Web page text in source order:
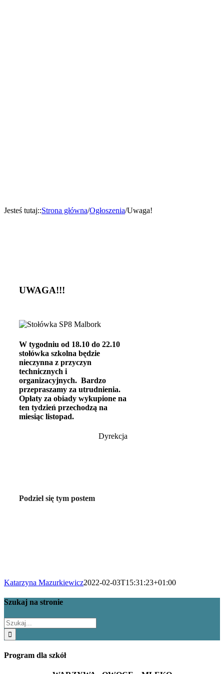
Jesteś tutaj::Strona główna/Ogłoszenia/Uwaga!
UWAGA!!!
W tygodniu od 18.10 do 22.10
stołówka szkolna będzie
nieczynna z przyczyn
technicznych i
organizacyjnych. Bardzo
przepraszamy za utrudnienia.
Opłaty za obiady wykupione na
ten tydzień przechodzą na
miesiąc listopad.
Dyrekcja
Podziel się tym postem
Katarzyna Mazurkiewicz2022-02-03T15:31:23+01:00
Szukaj na stronie
Szukaj
Program dla szkół